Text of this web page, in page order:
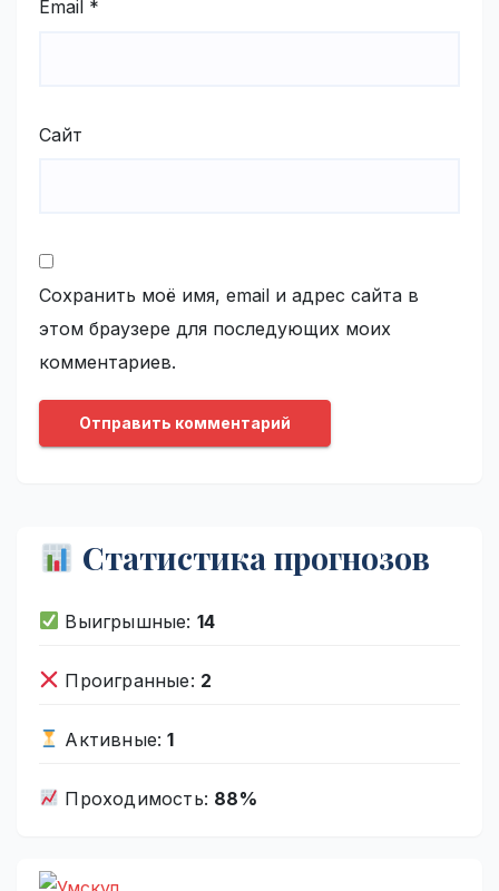
Email *
Сайт
Сохранить моё имя, email и адрес сайта в
этом браузере для последующих моих
комментариев.
Статистика прогнозов
Выигрышные: 14
Проигранные: 2
Активные:1
Проходимость: 88%